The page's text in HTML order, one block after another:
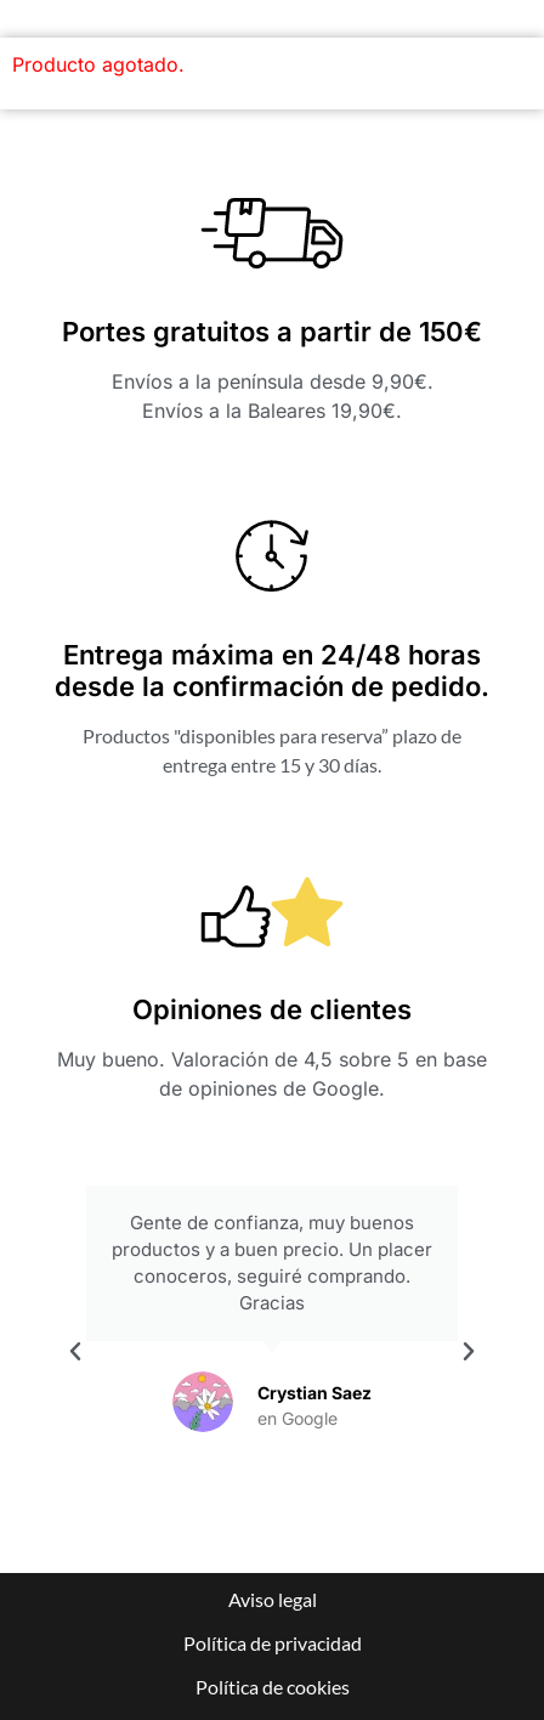
Producto agotado.
Portes gratuitos a partir de 150€
Envíos a la península desde 9,90€.
Envíos a la Baleares 19,90€.
Entrega máxima en 24/48 horas
desde la confirmación de pedido.
Productos "disponibles para reserva” plazo de
entrega entre 15 y 30 días.
Opiniones de clientes
Muy bueno. Valoración de 4,5 sobre 5 en base
de opiniones de Google.
Gente de confianza, muy buenos
productos y a buen precio. Un placer
conoceros, seguiré comprando.
Gracias
Crystian Saez
en Google
Aviso legal
Política de privacidad
Política de cookies